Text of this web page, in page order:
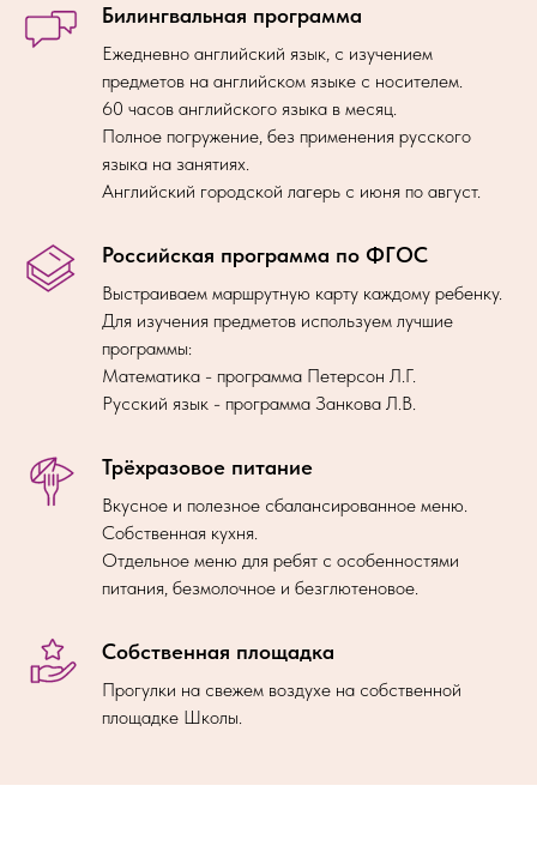
Билингвальная программа
Ежедневно английский язык, с изучением
предметов на английском языке с носителем.
60 часов английского языка в месяц.
Полное погружение, без применения русского
языка на занятиях.
Английский городской лагерь с июня по август.
Российская программа по ФГОС
Выстраиваем маршрутную карту каждому ребенку.
Для изучения предметов используем лучшие
программы:
Математика - программа Петерсон Л.Г.
Русский язык - программа Занкова Л.В.
Трёхразовое питание
Вкусное и полезное сбалансированное меню.
Собственная кухня.
Отдельное меню для ребят с особенностями
питания, безмолочное и безглютеновое.
Собственная площадка
Прогулки на свежем воздухе на собственной
площадке Школы.